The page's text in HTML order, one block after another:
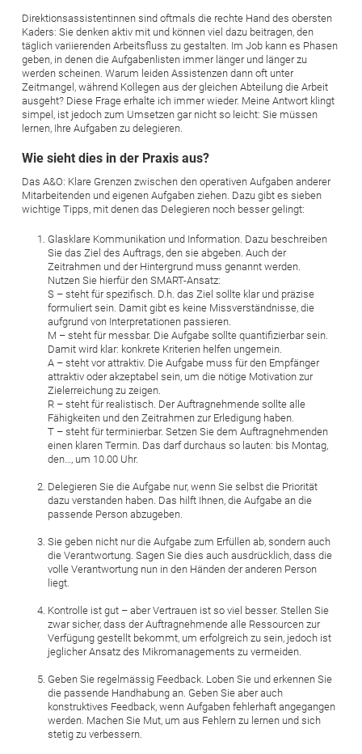
Direktionsassistentinnen sind oftmals die rechte Hand des obersten
Kaders: Sie denken aktiv mit und können viel dazu beitragen, den
täglich variierenden Arbeitsfluss zu gestalten. Im Job kann es Phasen
geben, in denen die Aufgabenlisten immer länger und länger zu
werden scheinen. Warum leiden Assistenzen dann oft unter
Zeitmangel, während Kollegen aus der gleichen Abteilung die Arbeit
ausgeht? Diese Frage erhalte ich immer wieder. Meine Antwort klingt
simpel, ist jedoch zum Umsetzen gar nicht so leicht: Sie müssen
lernen, Ihre Aufgaben zu delegieren.
Wie sieht dies in der Praxis aus?
Das A&O: Klare Grenzen zwischen den operativen Aufgaben anderer
Mitarbeitenden und eigenen Aufgaben ziehen. Dazu gibt es sieben
wichtige Tipps, mit denen das Delegieren noch besser gelingt:
Glasklare Kommunikation und Information. Dazu beschreiben
Sie das Ziel des Auftrags, den sie abgeben. Auch der
Zeitrahmen und der Hintergrund muss genannt werden.
Nutzen Sie hierfür den SMART-Ansatz:
S – steht für spezifisch. D.h. das Ziel sollte klar und präzise
formuliert sein. Damit gibt es keine Missverständnisse, die
aufgrund von Interpretationen passieren.
M – steht für messbar. Die Aufgabe sollte quantifizierbar sein.
Damit wird klar: konkrete Kriterien helfen ungemein.
A – steht vor attraktiv. Die Aufgabe muss für den Empfänger
attraktiv oder akzeptabel sein, um die nötige Motivation zur
Zielerreichung zu zeigen.
R – steht für realistisch. Der Auftragnehmende sollte alle
Fähigkeiten und den Zeitrahmen zur Erledigung haben.
T – steht für terminierbar. Setzen Sie dem Auftragnehmenden
einen klaren Termin. Das darf durchaus so lauten: bis Montag,
den…, um 10.00 Uhr.
Delegieren Sie die Aufgabe nur, wenn Sie selbst die Priorität
dazu verstanden haben. Das hilft Ihnen, die Aufgabe an die
passende Person abzugeben.
Sie geben nicht nur die Aufgabe zum Erfüllen ab, sondern auch
die Verantwortung. Sagen Sie dies auch ausdrücklich, dass die
volle Verantwortung nun in den Händen der anderen Person
liegt.
Kontrolle ist gut – aber Vertrauen ist so viel besser. Stellen Sie
zwar sicher, dass der Auftragnehmende alle Ressourcen zur
Verfügung gestellt bekommt, um erfolgreich zu sein, jedoch ist
jeglicher Ansatz des Mikromanagements zu vermeiden.
Geben Sie regelmässig Feedback. Loben Sie und erkennen Sie
die passende Handhabung an. Geben Sie aber auch
konstruktives Feedback, wenn Aufgaben fehlerhaft angegangen
werden. Machen Sie Mut, um aus Fehlern zu lernen und sich
stetig zu verbessern.